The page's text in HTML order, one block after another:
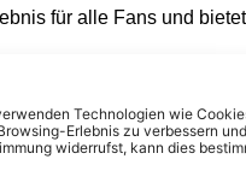
Technologien wie
Erlebnis zu verbessern
widerrufst, kann dies
für alle Fans und
Interview mit
die Fans